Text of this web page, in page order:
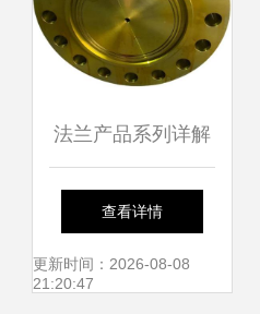
法兰产品系列详解
API 6A/6B盲板法
兰、孔板法兰及绝
查看详情
更新时间：2026-08-08
21:20:47